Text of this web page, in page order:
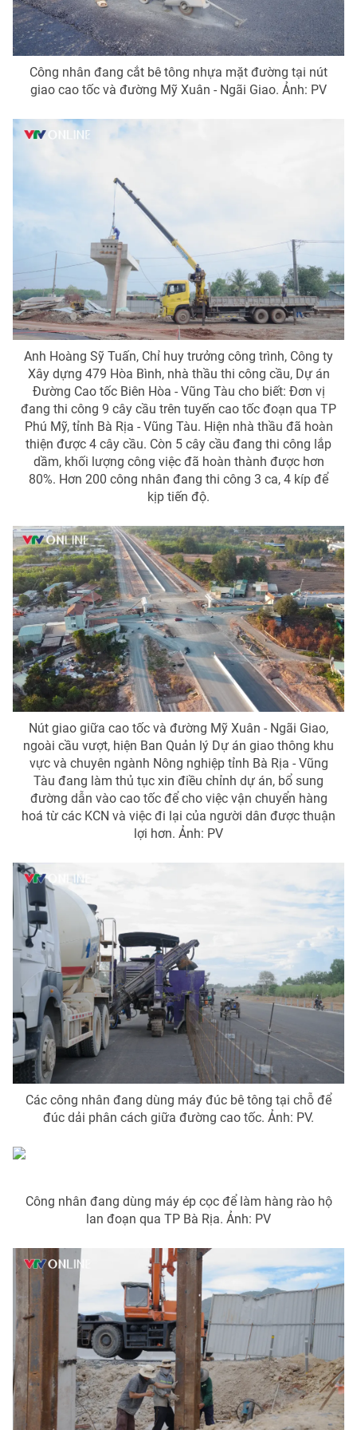
Photo Infographic
Video Shorts video
VTV Money VTV Thể thao
Thị trường 24h
Vươn mình bằng AI
VTV9 VTV8
Liên hệ tòa soạn English
THỜI BÁO VTV
Cơ quan chủ quản:Đài Truyền hình Việt Nam
Cơ quan báo chí:Thời báo VTV
Giấy phép hoạt động báo in và báo điện tử số 483/GP-BTTTT
cấp ngày 29/12/2023
Tổng Biên tập:Vũ Thanh Thủy
Phó Tổng Biên tập:Nguyễn Thị Mỹ Hạnh, Phạm Quốc Thắng,
Nguyễn Trọng Ninh
Tổng đài VTV:024.38 355 931 - 024.38 355 932
Ðiện thoại Thời báo VTV:024.66 897 897
Email:toasoan@vtv.vn
Liên hệ quảng cáo:024-7300.7108
® Cấm sao chép dưới mọi hình thức nếu không có sự chấp
thuận bằng văn bản. Ghi rõ nguồn VTV.vn khi phát hành lại
thông tin từ website này.
Công nhân đang cắt bê tông nhựa mặt đường tại nút
giao cao tốc và đường Mỹ Xuân - Ngãi Giao. Ảnh: PV
Anh Hoàng Sỹ Tuấn, Chỉ huy trưởng công trình, Công ty
Xây dựng 479 Hòa Bình, nhà thầu thi công cầu, Dự án
Đường Cao tốc Biên Hòa - Vũng Tàu cho biết: Đơn vị
đang thi công 9 cây cầu trên tuyến cao tốc đoạn qua TP
Phú Mỹ, tỉnh Bà Rịa - Vũng Tàu. Hiện nhà thầu đã hoàn
thiện được 4 cây cầu. Còn 5 cây cầu đang thi công lắp
dầm, khối lượng công việc đã hoàn thành được hơn
80%. Hơn 200 công nhân đang thi công 3 ca, 4 kíp để
kịp tiến độ.
Nút giao giữa cao tốc và đường Mỹ Xuân - Ngãi Giao,
ngoài cầu vượt, hiện Ban Quản lý Dự án giao thông khu
vực và chuyên ngành Nông nghiệp tỉnh Bà Rịa - Vũng
Tàu đang làm thủ tục xin điều chỉnh dự án, bổ sung
đường dẫn vào cao tốc để cho việc vận chuyển hàng
hoá từ các KCN và việc đi lại của người dân được thuận
lợi hơn. Ảnh: PV
Các công nhân đang dùng máy đúc bê tông tại chỗ để
đúc dải phân cách giữa đường cao tốc. Ảnh: PV.
Công nhân đang dùng máy ép cọc để làm hàng rào hộ
lan đoạn qua TP Bà Rịa. Ảnh: PV